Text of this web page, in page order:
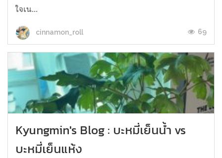
ใจเน...
cinnamon_roll 69
Kyungmin's Blog : บะหมี่เย็นน้ำ vs
บะหมี่เย็นแห้ง